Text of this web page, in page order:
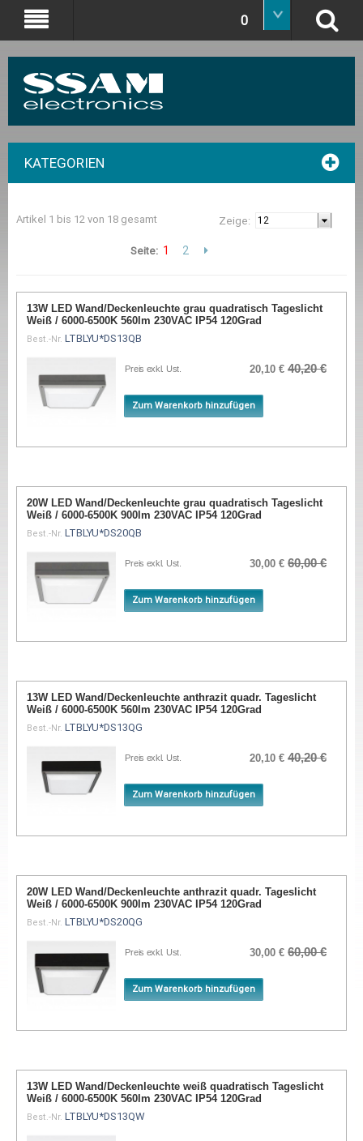
0
KATEGORIEN
Artikel 1 bis 12 von 18 gesamt Zeige:
Seite: 1 2
13W LED Wand/Deckenleuchte grau quadratisch Tageslicht
Weiß / 6000-6500K 560lm 230VAC IP54 120Grad
Best.-Nr. LTBLYU*DS13QB
Preis exkl. Ust. 20,10 € 40,20 €
Zum Warenkorb hinzufügen
20W LED Wand/Deckenleuchte grau quadratisch Tageslicht
Weiß / 6000-6500K 900lm 230VAC IP54 120Grad
Best.-Nr. LTBLYU*DS20QB
Preis exkl. Ust. 30,00 € 60,00 €
Zum Warenkorb hinzufügen
13W LED Wand/Deckenleuchte anthrazit quadr. Tageslicht
Weiß / 6000-6500K 560lm 230VAC IP54 120Grad
Best.-Nr. LTBLYU*DS13QG
Preis exkl. Ust. 20,10 € 40,20 €
Zum Warenkorb hinzufügen
20W LED Wand/Deckenleuchte anthrazit quadr. Tageslicht
Weiß / 6000-6500K 900lm 230VAC IP54 120Grad
Best.-Nr. LTBLYU*DS20QG
Preis exkl. Ust. 30,00 € 60,00 €
Zum Warenkorb hinzufügen
13W LED Wand/Deckenleuchte weiß quadratisch Tageslicht
Weiß / 6000-6500K 560lm 230VAC IP54 120Grad
Best.-Nr. LTBLYU*DS13QW